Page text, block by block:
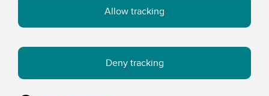
Allow tracking
Deny tracking